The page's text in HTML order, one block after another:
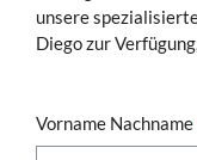
unsere
Diego zur
Vorname Nachname